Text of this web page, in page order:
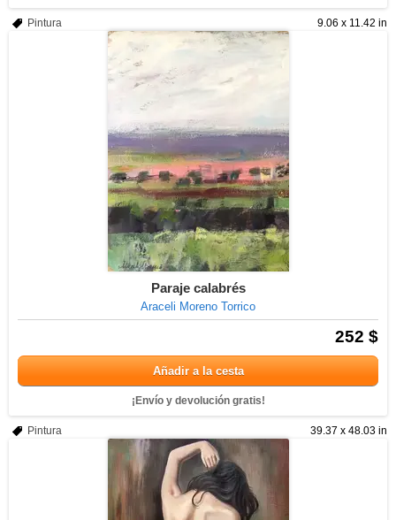
9.06 x 11.42 in
Pintura
Paraje calabrés
Araceli Moreno Torrico
252 $
Añadir a la cesta
¡Envío y devolución gratis!
39.37 x 48.03 in
Pintura